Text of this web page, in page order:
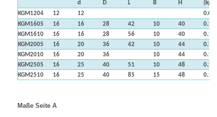
d D L B H
(kg)
KGM1204
12 12
KGM1605
16 16 28 42 10 40
KGM1610
16 16 28 56 10 40
KGM2005
16 20 36 42 10 44
KGM2010
16 20 36 10 44
KGM2505
16 25 40 51 10 48
KGM2510
16 25 40 85 15 48
Maße Seite A